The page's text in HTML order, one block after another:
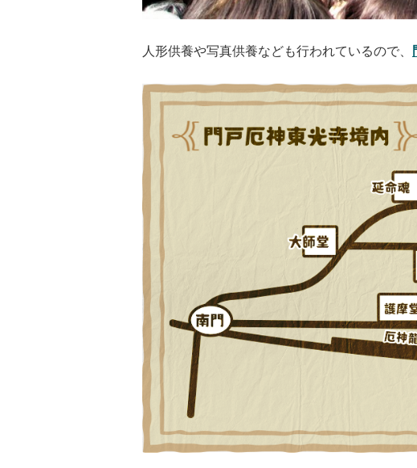
人形供養や写真供養なども行われているので、